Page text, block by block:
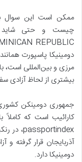
ممکن است این سوال
چیست و حتی شاید
دومینیکا پاسپورت
بیشتری از لحاظ آزادی
جمهوری دومینکن
کارائیب است که
آذربایجان قرار گرفته
دومینیکا دارد.